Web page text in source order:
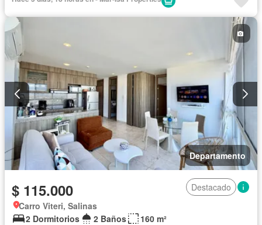
Departamento
$ 115.000
Destacado
Carro Viteri, Salinas
2 Dormitorios
2 Baños
160 m²